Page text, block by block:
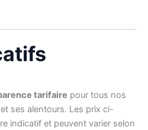
tarifaire pour tous nos
ses alentours. Les prix ci-
indicatif et peuvent varier selon